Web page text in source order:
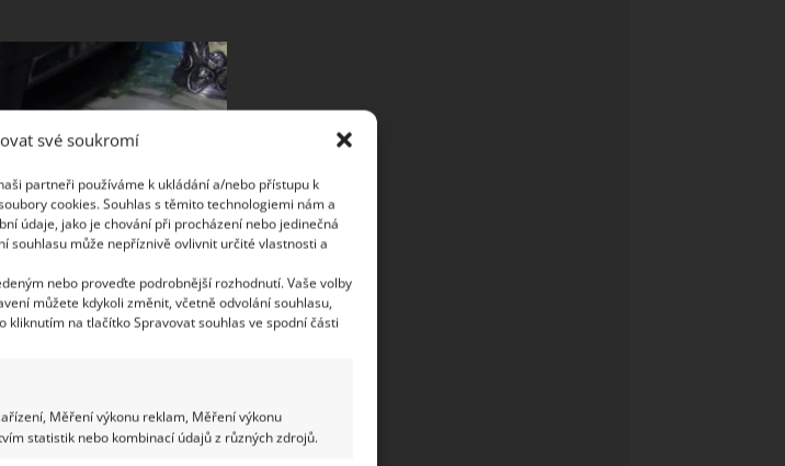
své soukromí
partneři používáme k ukládání a/nebo přístupu k
cookies. Souhlas s těmito technologiemi nám a
údaje, jako je chování při procházení nebo jedinečná
souhlasu může nepříznivě ovlivnit určité vlastnosti a
nebo proveďte podrobnější rozhodnutí. Vaše volby
můžete kdykoli změnit, včetně odvolání souhlasu,
kliknutím na tlačítko Spravovat souhlas ve spodní části
Měření výkonu reklam, Měření výkonu
statistik nebo kombinací údajů z různých zdrojů.